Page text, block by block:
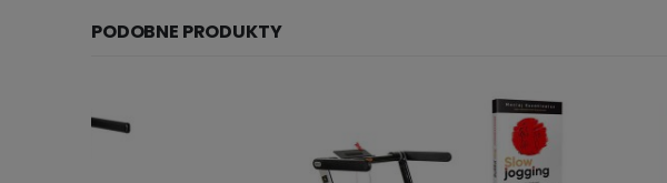
PODOBNE PRODUKTY